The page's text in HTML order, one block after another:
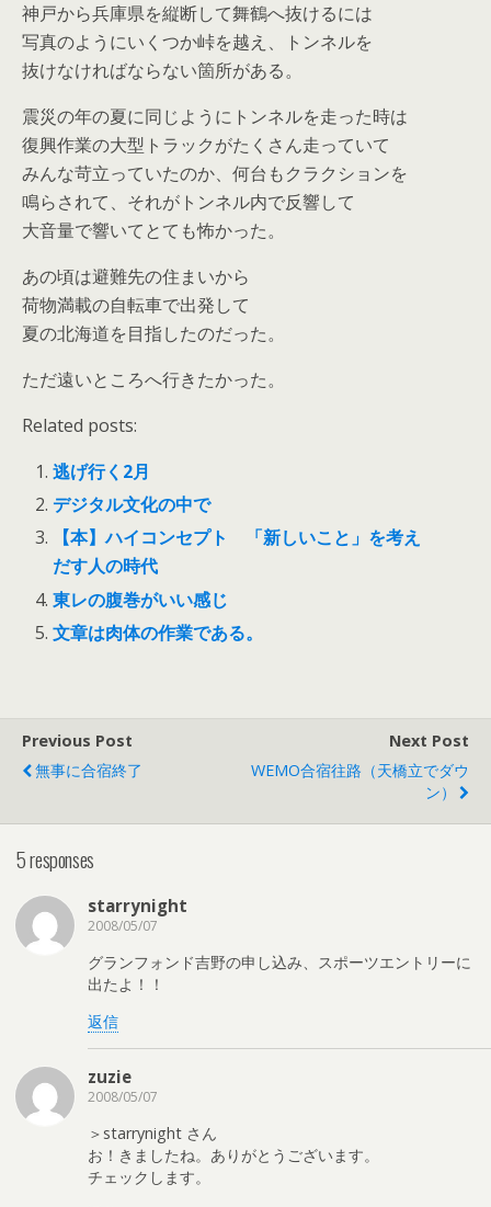
神戸から兵庫県を縦断して舞鶴へ抜けるには
写真のようにいくつか峠を越え、トンネルを
抜けなければならない箇所がある。
震災の年の夏に同じようにトンネルを走った時は
復興作業の大型トラックがたくさん走っていて
みんな苛立っていたのか、何台もクラクションを
鳴らされて、それがトンネル内で反響して
大音量で響いてとても怖かった。
あの頃は避難先の住まいから
荷物満載の自転車で出発して
夏の北海道を目指したのだった。
ただ遠いところへ行きたかった。
Related posts:
逃げ行く2月
デジタル文化の中で
【本】ハイコンセプト 「新しいこと」を考え
だす人の時代
東レの腹巻がいい感じ
文章は肉体の作業である。
Previous Post
無事に合宿終了
Next Post
WEMO合宿往路（天橋立でダウ
ン）
5 responses
starrynight
2008/05/07
グランフォンド吉野の申し込み、スポーツエントリーに
出たよ！！
返信
zuzie
2008/05/07
＞starrynight さん
お！きましたね。ありがとうございます。
チェックします。